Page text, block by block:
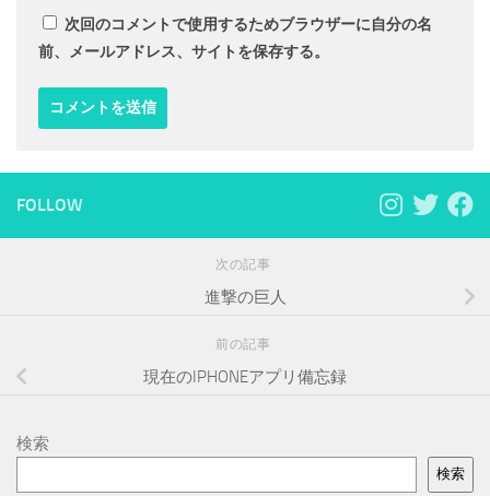
次回のコメントで使用するためブラウザーに自分の名
前、メールアドレス、サイトを保存する。
FOLLOW
次の記事
進撃の巨人
前の記事
現在のIPHONEアプリ備忘録
検索
検索